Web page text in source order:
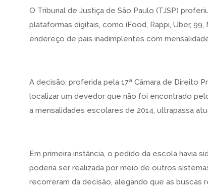
O Tribunal de Justiça de São Paulo (TJSP)
plataformas digitais, como iFood, Rappi, Uber,
endereço de pais inadimplentes com
A decisão, proferida pela 17ª Câmara de Direito
localizar um devedor que não foi encontrado
a mensalidades escolares de 2014, ultrapassa
Em primeira instância, o pedido da escola havia
poderia ser realizada por meio de outros
recorreram da decisão, alegando que as buscas